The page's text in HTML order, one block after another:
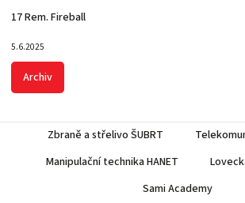
17 Rem. Fireball
5.6.2025
Archiv
Zbraně a střelivo ŠUBRT
Manipulační technika HANET
Sami Academy